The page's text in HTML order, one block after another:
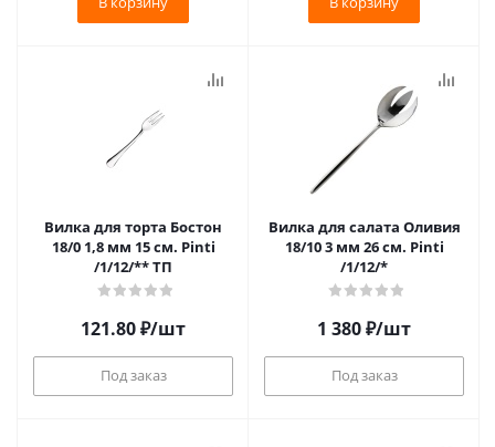
Вилка для торта Бостон
18/0 1,8 мм 15 см. Pinti
/1/12/** ТП
121.80₽/шт
Под заказ
Вилка для салата Оливия
18/10 3 мм 26 см. Pinti
/1/12/*
1 380₽/шт
Под заказ